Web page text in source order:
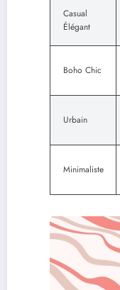
Casual
Élégant
Boho Chic
Urbain
Minimaliste